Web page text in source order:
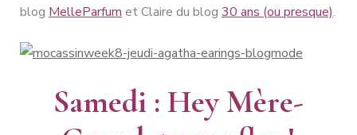
blog MelleParfum et Claire du blog 30 ans (ou presque).
Samedi : Hey Mère-